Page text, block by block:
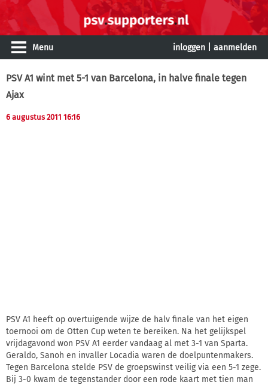
Menu inloggen aanmelden
PSV A1 wint met 5-1 van Barcelona, in halve finale tegen
Ajax
6 augustus 2011 16:16
PSV A1 heeft op overtuigende wijze de halv finale van het eigen
toernooi om de Otten Cup weten te bereiken. Na het gelijkspel
vrijdagavond won PSV A1 eerder vandaag al met 3-1 van Sparta.
Geraldo, Sanoh en invaller Locadia waren de doelpuntenmakers.
Tegen Barcelona stelde PSV de groepswinst veilig via een 5-1 zege.
Bij 3-0 kwam de tegenstander door een rode kaart met tien man